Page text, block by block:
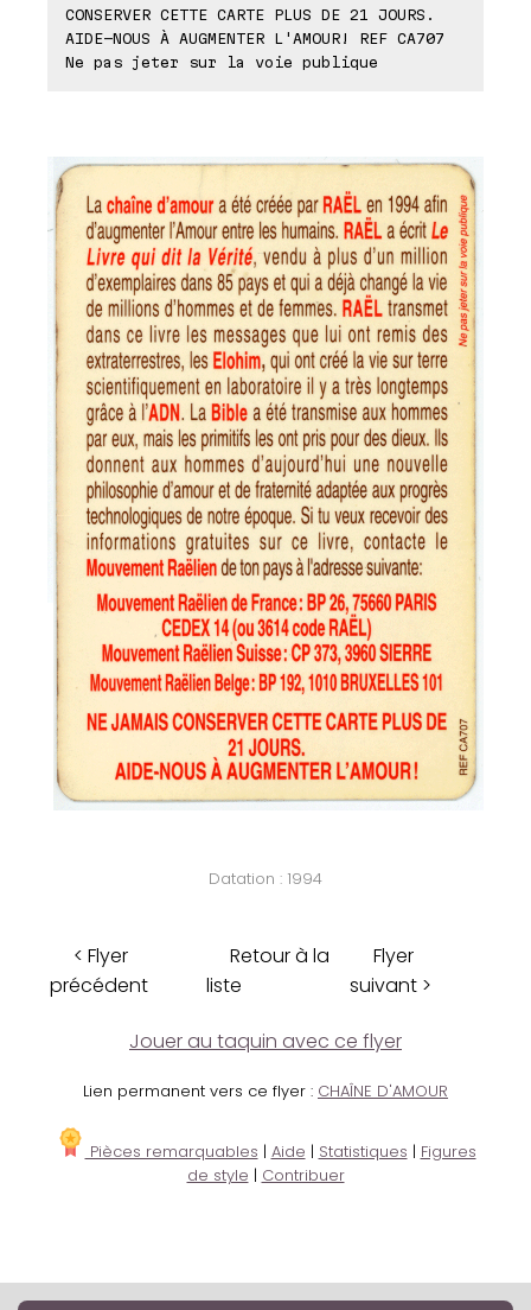
CONSERVER CETTE CARTE PLUS DE 21 JOURS.
AIDE-NOUS À AUGMENTER L'AMOUR! REF CA707
Ne pas jeter sur la voie publique
Datation : 1994
< Flyer
précédent
Retour à la
liste
Flyer
suivant >
Jouer au taquin avec ce flyer
Lien permanent vers ce flyer : CHAÎNE D'AMOUR
Pièces remarquables | Aide | Statistiques | Figures
de style | Contribuer